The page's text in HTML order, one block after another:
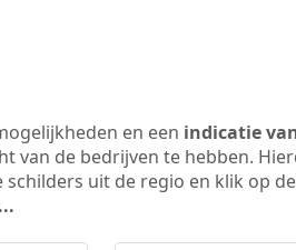
en een indicatie
van de bedrijven te hebben.
uit de regio en klik op